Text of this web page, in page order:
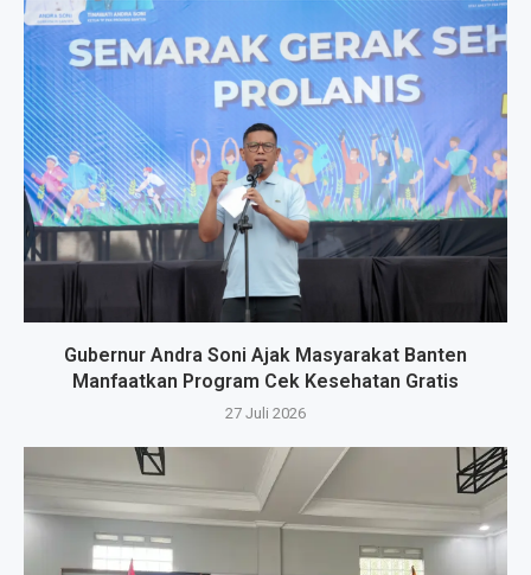
Gubernur Andra Soni Ajak Masyarakat Banten
Manfaatkan Program Cek Kesehatan Gratis
27 Juli 2026